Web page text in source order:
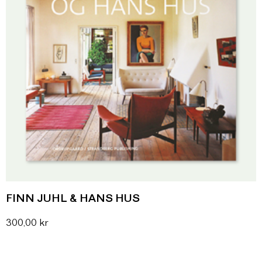
FINN JUHL & HANS HUS
300,00 kr